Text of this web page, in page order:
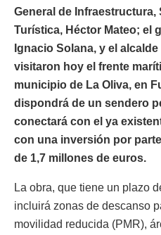
General de Infraestructura,
Turística, Héctor Mateo; el
Ignacio Solana, y el
visitaron hoy el frente
municipio de La Oliva, en
dispondrá de un sendero
conectará con el ya
con una inversión por
de 1,7 millones de euros.
La obra, que tiene un plazo
incluirá zonas de descanso
movilidad reducida (PMR),